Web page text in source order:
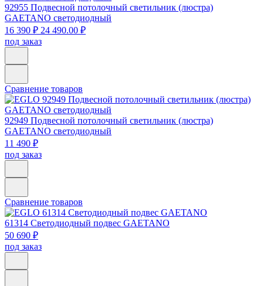
92955 Подвесной потолочный светильник (люстра)
GAETANO светодиодный
16 390 ₽ 24 490.00 ₽
под заказ
Сравнение товаров
92949 Подвесной потолочный светильник (люстра)
GAETANO светодиодный
11 490 ₽
под заказ
Сравнение товаров
61314 Светодиодный подвес GAETANO
50 690 ₽
под заказ